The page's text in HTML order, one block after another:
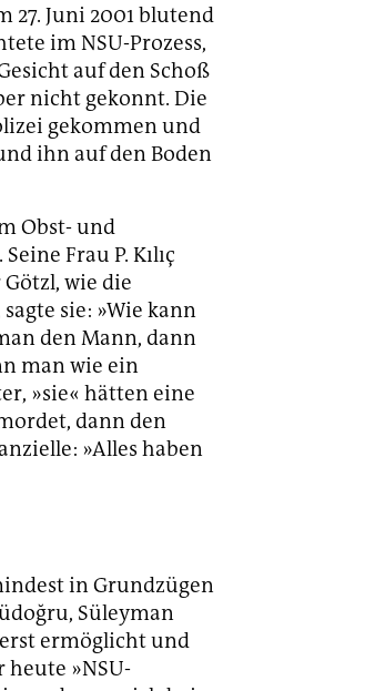
27. Juni 2001 blutend
im NSU-Prozess,
auf den Schoß
nicht gekonnt. Die
gekommen und
ihn auf den Boden
Obst- und
Frau P. Kılıç
wie die
sie: »Wie kann
den Mann, dann
man wie ein
»sie« hätten eine
dann den
»Alles haben
in Grundzügen
Süleyman
ermöglicht und
»NSU-